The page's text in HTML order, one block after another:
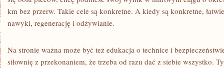
km bez przerw. Takie cele są konkretne. A kiedy są konkretne,
nawyki, regenerację i odżywianie.
Na stronie ważna może być też edukacja o technice i
siłownię z przekonaniem, że trzeba od razu dać z siebie wszystko.